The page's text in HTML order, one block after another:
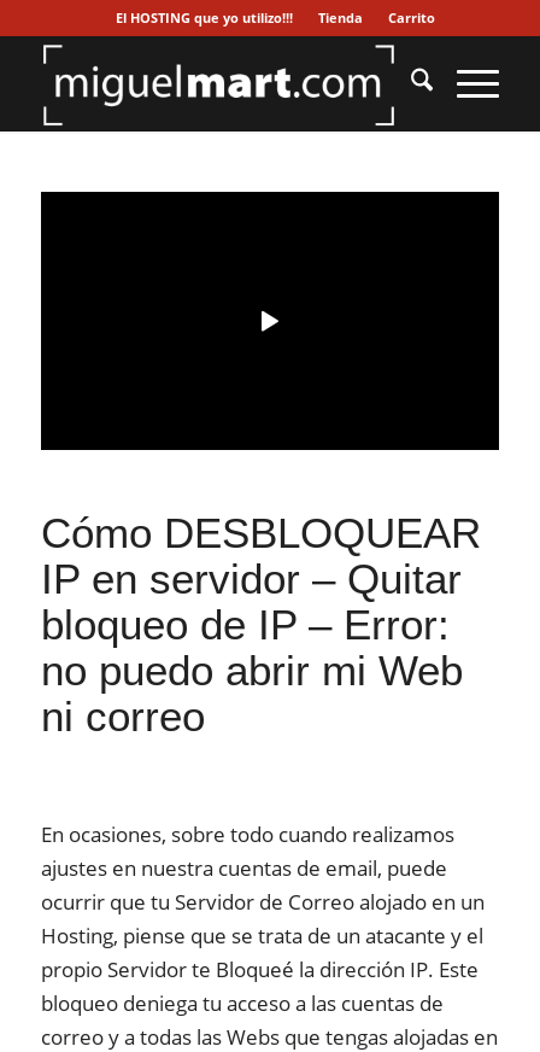
El HOSTING que yo utilizo!!! Tienda Carrito
Cómo DESBLOQUEAR
IP en servidor – Quitar
bloqueo de IP – Error:
no puedo abrir mi Web
ni correo
En ocasiones, sobre todo cuando realizamos
ajustes en nuestra cuentas de email, puede
ocurrir que tu Servidor de Correo alojado en un
Hosting, piense que se trata de un atacante y el
propio Servidor te Bloqueé la dirección IP. Este
bloqueo deniega tu acceso a las cuentas de
correo y a todas las Webs que tengas alojadas en